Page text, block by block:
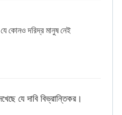
কোনও দরিদ্র মানুষ নেই
যে দাবি বিভ্রান্তিকর।